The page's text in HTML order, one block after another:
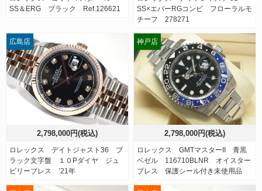
SS＆ERG ブラック Ref.126621
SS×エバーRGコンビ フローラルモ
チーフ 278271
2,798,000円(税込)
ロレックス デイトジャスト36 ブ
ラック文字盤 １０Pダイヤ ジュ
ビリーブレス ’21年
広島店
2,798,000円(税込)
ロレックス GMTマスターII 青黒
ベゼル 116710BLNR オイスター
ブレス 保護シール付き未使用品
神戸店